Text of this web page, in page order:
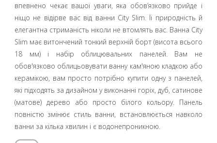
впевнено чекає вашої уваги, яка обов’язково прийде і
ніщо не відірве вас від ванни City Slim. Її природність й
елегантна стриманість ніколи не втомлять вас. Ванна City
Slim має витончений тонкий верхній борт (висота всього
18 мм) і набір облицювальних панелей. Вам не
обов'язково облицьовувати ванну кам'яною кладкою або
керамікою, вам просто потрібно купити одну з панелей,
які підходять за дизайном у виконанні горіх, дуб, сатинове
(матове) дерево або просто білого кольору. Панель
повністю змінює стиль ванни, встановлюється навколо
ванни за кілька хвилин і є водонепроникною.